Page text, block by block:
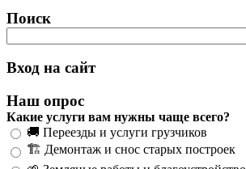
Поиск
Вход на сайт
Наш опрос
Какие услуги вам нужны чаще всего?
🚚 Переезды и услуги грузчиков
🏗️ Демонтаж и снос старых построек